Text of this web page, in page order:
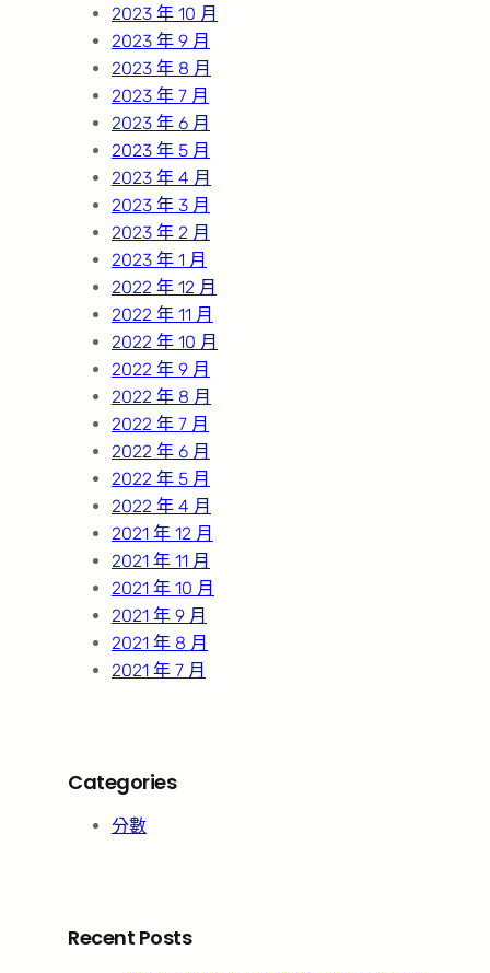
2023 年 10 月
2023 年 9 月
2023 年 8 月
2023 年 7 月
2023 年 6 月
2023 年 5 月
2023 年 4 月
2023 年 3 月
2023 年 2 月
2023 年 1 月
2022 年 12 月
2022 年 11 月
2022 年 10 月
2022 年 9 月
2022 年 8 月
2022 年 7 月
2022 年 6 月
2022 年 5 月
2022 年 4 月
2021 年 12 月
2021 年 11 月
2021 年 10 月
2021 年 9 月
2021 年 8 月
2021 年 7 月
Categories
分數
Recent Posts